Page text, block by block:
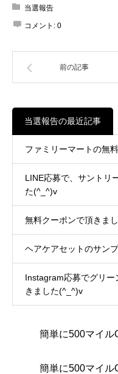
当選報告
コメント: 0
前の記事
当選報告の最近記事
ファミリーマートの無
LINE応募で、サントリ
た(^_^)v
無料クーポンで頂きま
ヘアケアセットのサン
Instagram応募でグリ
きました(^_^)v
簡単に500マイル
簡単に500マイル